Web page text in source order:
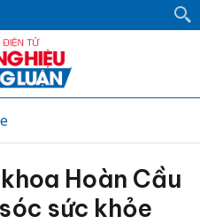
Hoàn Cầu
sức khỏe